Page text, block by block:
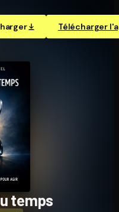
Télécharger
temps